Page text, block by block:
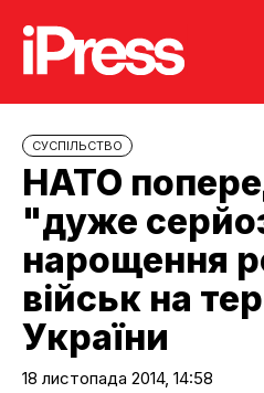
CУСПІЛЬСТВО
НАТО
"дуже
нарощення
військ на
України
18 листопада 2014, 14:58